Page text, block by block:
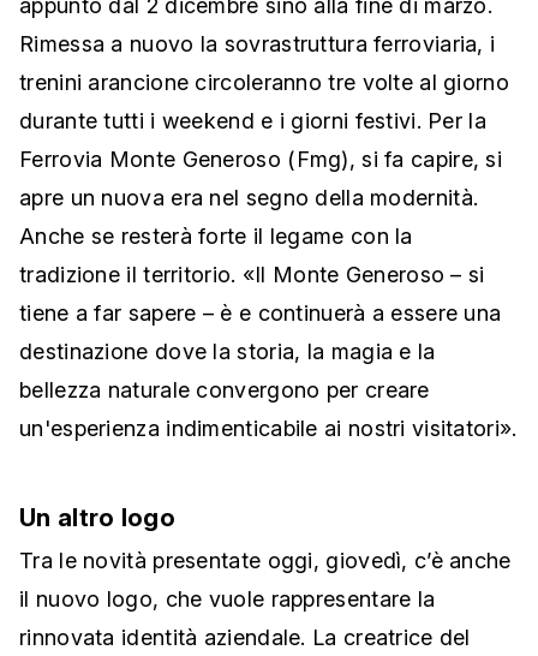
appunto dal 2 dicembre sino alla fine di marzo.
Rimessa a nuovo la sovrastruttura ferroviaria, i
trenini arancione circoleranno tre volte al giorno
durante tutti i weekend e i giorni festivi. Per la
Ferrovia Monte Generoso (Fmg), si fa capire, si
apre un nuova era nel segno della modernità.
Anche se resterà forte il legame con la
tradizione il territorio. «Il Monte Generoso – si
tiene a far sapere – è e continuerà a essere una
destinazione dove la storia, la magia e la
bellezza naturale convergono per creare
un'esperienza indimenticabile ai nostri visitatori».
Un altro logo
Tra le novità presentate oggi, giovedì, c’è anche
il nuovo logo, che vuole rappresentare la
rinnovata identità aziendale. La creatrice del